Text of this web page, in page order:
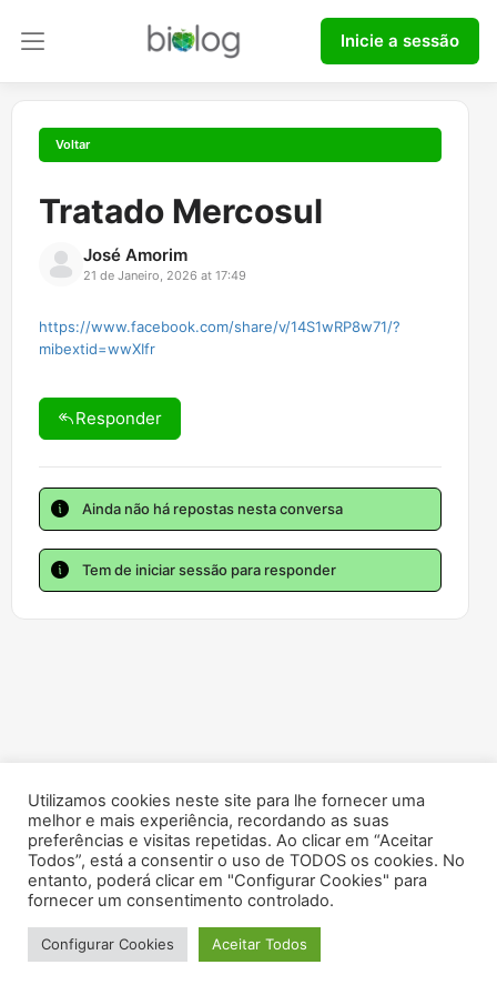
Inicie a sessão
José Amorim
21 de Janeiro, 2026 at 17:49
Tratado Mercosul
https://www.facebook.com/share/v/14S1wRP8w71/?
mibextid=wwXIfr
Ainda não há repostas nesta conversa
Tem de iniciar sessão para responder
Utilizamos cookies neste site para lhe fornecer uma
melhor e mais experiência, recordando as suas
preferências e visitas repetidas. Ao clicar em “Aceitar
Todos”, está a consentir o uso de TODOS os cookies. No
entanto, poderá clicar em "Configurar Cookies" para
fornecer um consentimento controlado.
Configurar Cookies Aceitar Todos